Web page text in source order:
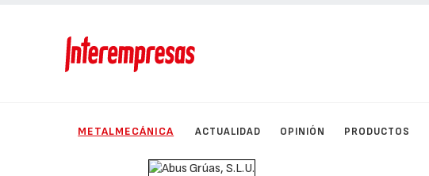
METALMECÁNICA ACTUALIDAD OPINIÓN PRODUCTOS